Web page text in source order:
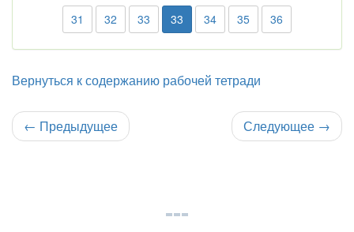
31 32 33 33 34 35 36
Вернуться к содержанию рабочей тетради
← Предыдущее Следующее →